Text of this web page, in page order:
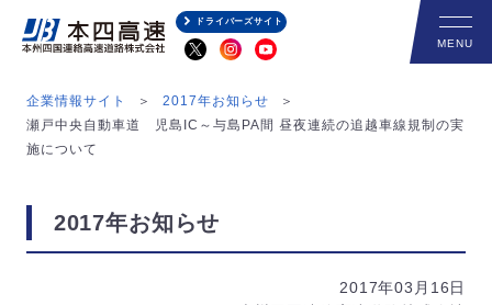
ドライバーズサイト
企業情報サイト
2017年お知らせ
瀬戸中央自動車道 児島IC～与島PA間 昼夜連続の追越車線規制の実
施について
2017年お知らせ
2017年03月16日